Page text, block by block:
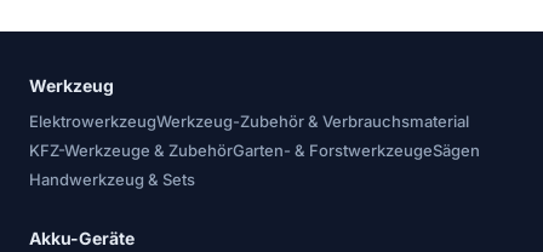
Werkzeug
ElektrowerkzeugWerkzeug-Zubehör & Verbrauchsmaterial
KFZ-Werkzeuge & ZubehörGarten- & ForstwerkzeugeSägen
Handwerkzeug & Sets
Akku-Geräte